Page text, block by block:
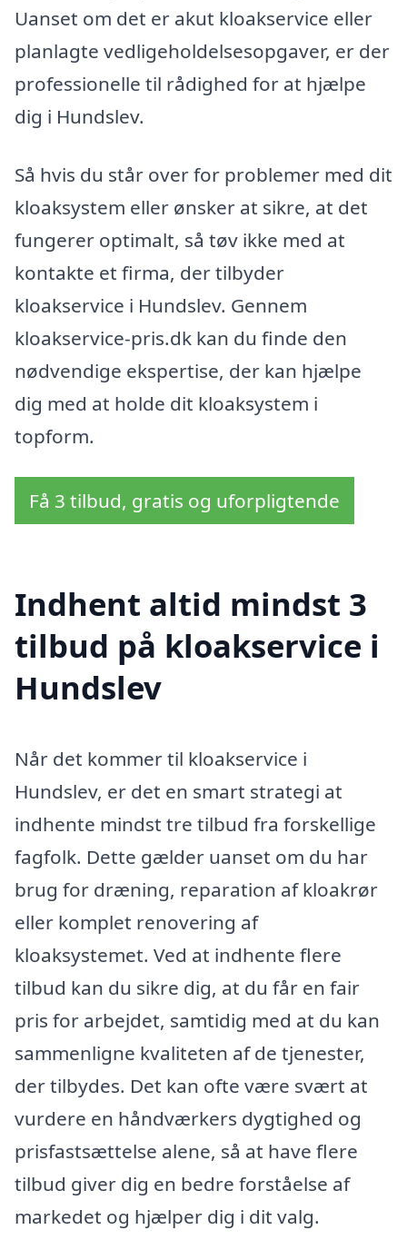
Uanset om det er akut kloakservice eller
planlagte vedligeholdelsesopgaver, er der
professionelle til rådighed for at hjælpe
dig i Hundslev.
Så hvis du står over for problemer med dit
kloaksystem eller ønsker at sikre, at det
fungerer optimalt, så tøv ikke med at
kontakte et firma, der tilbyder
kloakservice i Hundslev. Gennem
kloakservice-pris.dk kan du finde den
nødvendige ekspertise, der kan hjælpe
dig med at holde dit kloaksystem i
topform.
Få 3 tilbud, gratis og uforpligtende
Indhent altid mindst 3
tilbud på kloakservice i
Hundslev
Når det kommer til kloakservice i
Hundslev, er det en smart strategi at
indhente mindst tre tilbud fra forskellige
fagfolk. Dette gælder uanset om du har
brug for dræning, reparation af kloakrør
eller komplet renovering af
kloaksystemet. Ved at indhente flere
tilbud kan du sikre dig, at du får en fair
pris for arbejdet, samtidig med at du kan
sammenligne kvaliteten af de tjenester,
der tilbydes. Det kan ofte være svært at
vurdere en håndværkers dygtighed og
prisfastsættelse alene, så at have flere
tilbud giver dig en bedre forståelse af
markedet og hjælper dig i dit valg.